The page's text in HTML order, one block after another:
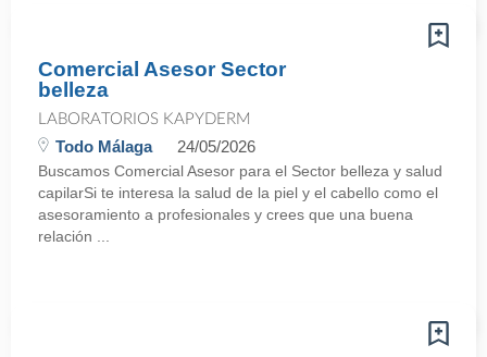
Comercial Asesor Sector
belleza
LABORATORIOS KAPYDERM
Todo Málaga 24/05/2026
Buscamos Comercial Asesor para el Sector belleza y salud
capilarSi te interesa la salud de la piel y el cabello como el
asesoramiento a profesionales y crees que una buena
relación ...